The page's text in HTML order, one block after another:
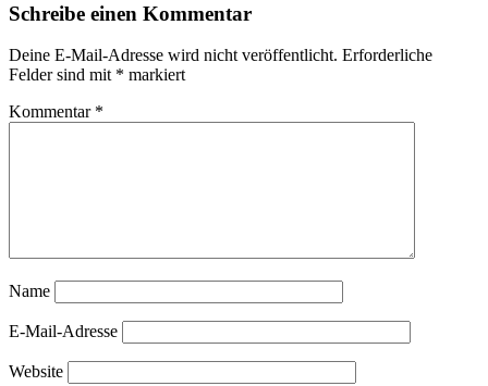
Schreibe einen Kommentar
Deine E-Mail-Adresse wird nicht veröffentlicht. Erforderliche
Felder sind mit * markiert
Kommentar *
Name
E-Mail-Adresse
Website